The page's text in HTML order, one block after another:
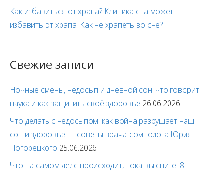
Как избавиться от храпа? Клиника сна может
избавить от храпа. Как не храпеть во сне?
Свежие записи
Ночные смены, недосып и дневной сон: что говорит
наука и как защитить своё здоровье 26.06.2026
Что делать с недосыпом: как война разрушает наш
сон и здоровье — советы врача-сомнолога Юрия
Погорецкого 25.06.2026
Что на самом деле происходит, пока вы спите: 8